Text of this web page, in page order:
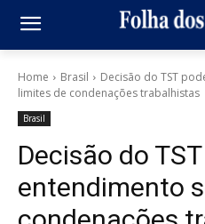
Home Brasil
Decisão do TST
limites de condenações trabalhistas
Brasil
Decisão do
entendimento